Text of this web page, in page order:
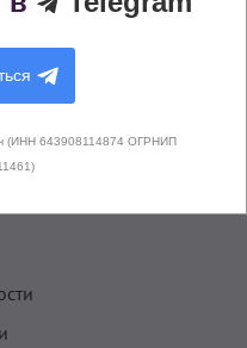
(ИНН 643908114874 ОГРНИП